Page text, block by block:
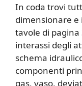
In coda trovi
dimensionare e
tavole di
interassi degli
schema
componenti
gas, vaso,